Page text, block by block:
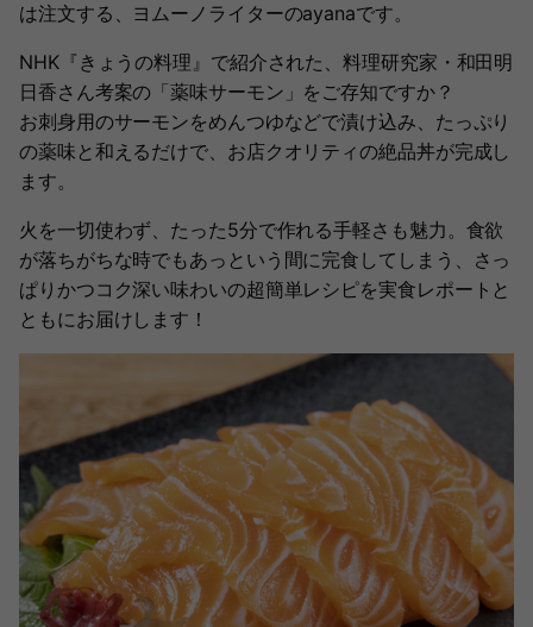
は注文する、ヨムーノライターのayanaです。
NHK『きょうの料理』で紹介された、料理研究家・和田明
日香さん考案の「薬味サーモン」をご存知ですか？
お刺身用のサーモンをめんつゆなどで漬け込み、たっぷり
の薬味と和えるだけで、お店クオリティの絶品丼が完成し
ます。
火を一切使わず、たった5分で作れる手軽さも魅力。食欲
が落ちがちな時でもあっという間に完食してしまう、さっ
ぱりかつコク深い味わいの超簡単レシピを実食レポートと
ともにお届けします！